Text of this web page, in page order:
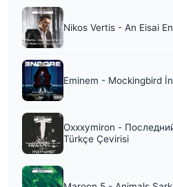
Nikos Vertis - An Eisai
Eminem - Mockingbird
Oxxxymiron -
Türkçe Çevirisi